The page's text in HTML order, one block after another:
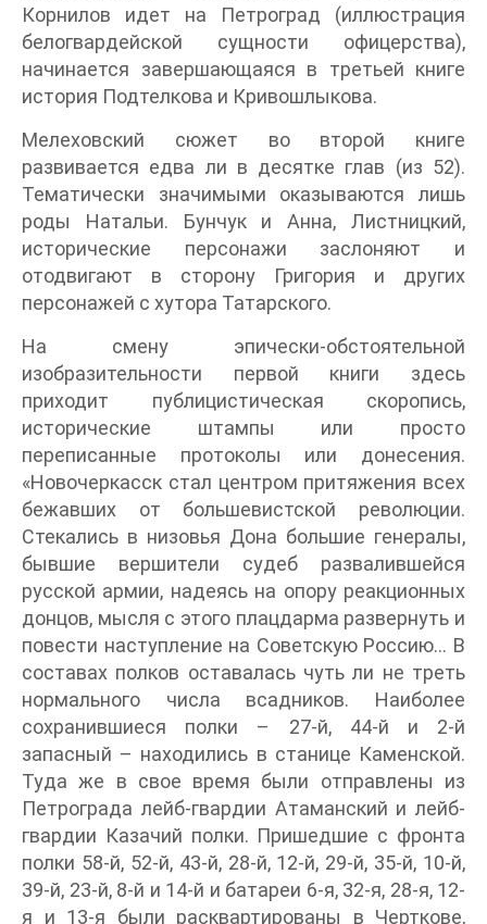
Корнилов идет на Петроград (иллюстрация
белогвардейской сущности офицерства),
начинается завершающаяся в третьей книге
история Подтелкова и Кривошлыкова.
Мелеховский сюжет во второй книге
развивается едва ли в десятке глав (из 52).
Тематически значимыми оказываются лишь
роды Натальи. Бунчук и Анна, Листницкий,
исторические персонажи заслоняют и
отодвигают в сторону Григория и других
персонажей с хутора Татарского.
На смену эпически-обстоятельной
изобразительности первой книги здесь
приходит публицистическая скоропись,
исторические штампы или просто
переписанные протоколы или донесения.
«Новочеркасск стал центром притяжения всех
бежавших от большевистской революции.
Стекались в низовья Дона большие генералы,
бывшие вершители судеб развалившейся
русской армии, надеясь на опору реакционных
донцов, мысля с этого плацдарма развернуть и
повести наступление на Советскую Россию… В
составах полков оставалась чуть ли не треть
нормального числа всадников. Наиболее
сохранившиеся полки – 27-й, 44-й и 2-й
запасный – находились в станице Каменской.
Туда же в свое время были отправлены из
Петрограда лейб-гвардии Атаманский и лейб-
гвардии Казачий полки. Пришедшие с фронта
полки 58-й, 52-й, 43-й, 28-й, 12-й, 29-й, 35-й, 10-й,
39-й, 23-й, 8-й и 14-й и батареи 6-я, 32-я, 28-я, 12-
я и 13-я были расквартированы в Черткове,